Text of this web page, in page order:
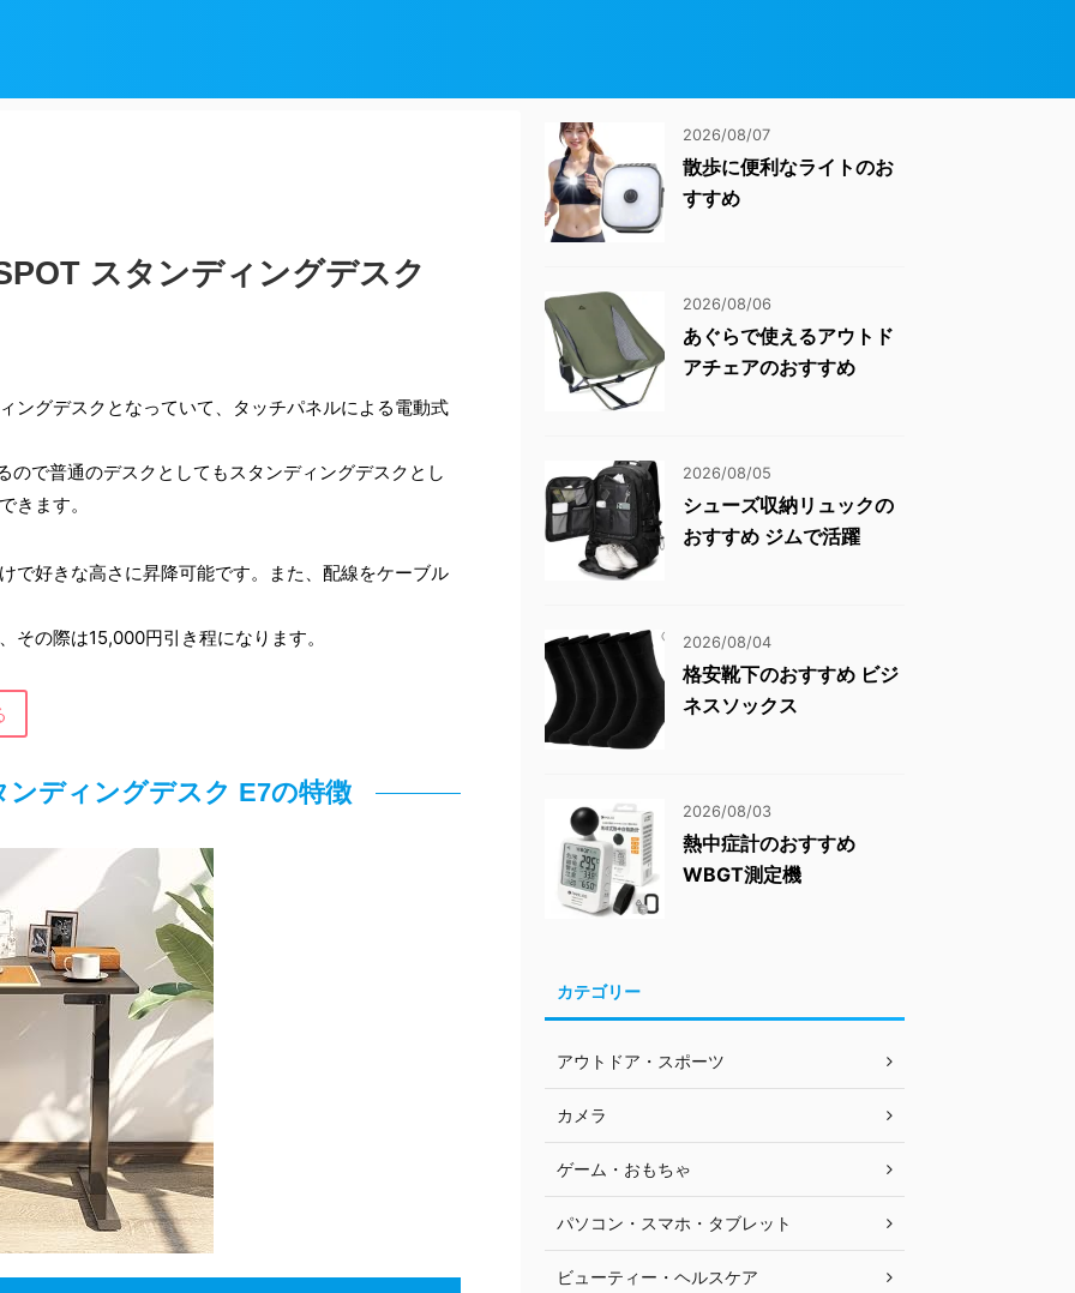
スタンディングデスク
ングデスクとなっていて、タッチパネルによる電動式
で普通のデスクとしてもスタンディングデスクとし
きます。
で好きな高さに昇降可能です。また、配線をケーブル
その際は15,000円引き程になります。
ンディングデスク E7の特徴
2026/08/07
散歩に便利なライトのお
すすめ
2026/08/06
あぐらで使えるアウトド
アチェアのおすすめ
2026/08/05
シューズ収納リュックの
おすすめ ジムで活躍
2026/08/04
格安靴下のおすすめ ビジ
ネスソックス
2026/08/03
熱中症計のおすすめ
WBGT測定機
カテゴリー
アウトドア・スポーツ
カメラ
ゲーム・おもちゃ
パソコン・スマホ・タブレット
ビューティー・ヘルスケア